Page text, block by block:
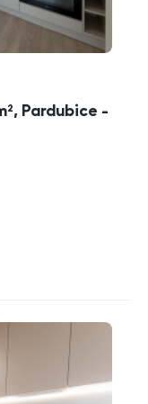
Pardubice -